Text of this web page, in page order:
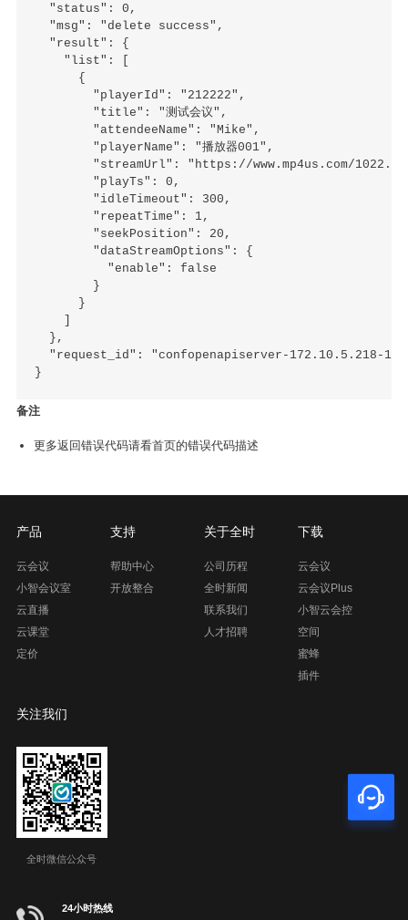
  "status": 0,
  "msg": "delete success",
  "result": {
    "list": [
      {
        "playerId": "212222",
        "title": "测试会议",
        "attendeeName": "Mike",
        "playerName": "播放器001",
"streamUrl": "https://www.mp4us.com/
        "playTs": 0,
        "idleTimeout": 300,
        "repeatTime": 1,
        "seekPosition": 20,
        "dataStreamOptions": {
          "enable": false
        }
      }
    ]
  },
"request_id": "confopenapiserver-172.10.5.218-
备注
更多返回错误代码请看首页的错误代码描述
产品
云会议
小智会议室
云直播
云课堂
定价
支持
帮助中心
开放整合
关于全时
公司历程
全时新闻
联系我们
人才招聘
下载
云会议
云会议Plus
小智云会控
空间
蜜蜂
插件
关注我们
全时微信公众号
24小时热线